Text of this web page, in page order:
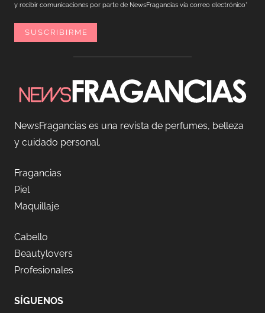
y recibir comunicaciones por parte de NewsFragancias vía correo electrónico*
NewsFragancias es una revista de perfumes, belleza
y cuidado personal.
Fragancias
Piel
Maquillaje
Cabello
Beautylovers
Profesionales
SÍGUENOS